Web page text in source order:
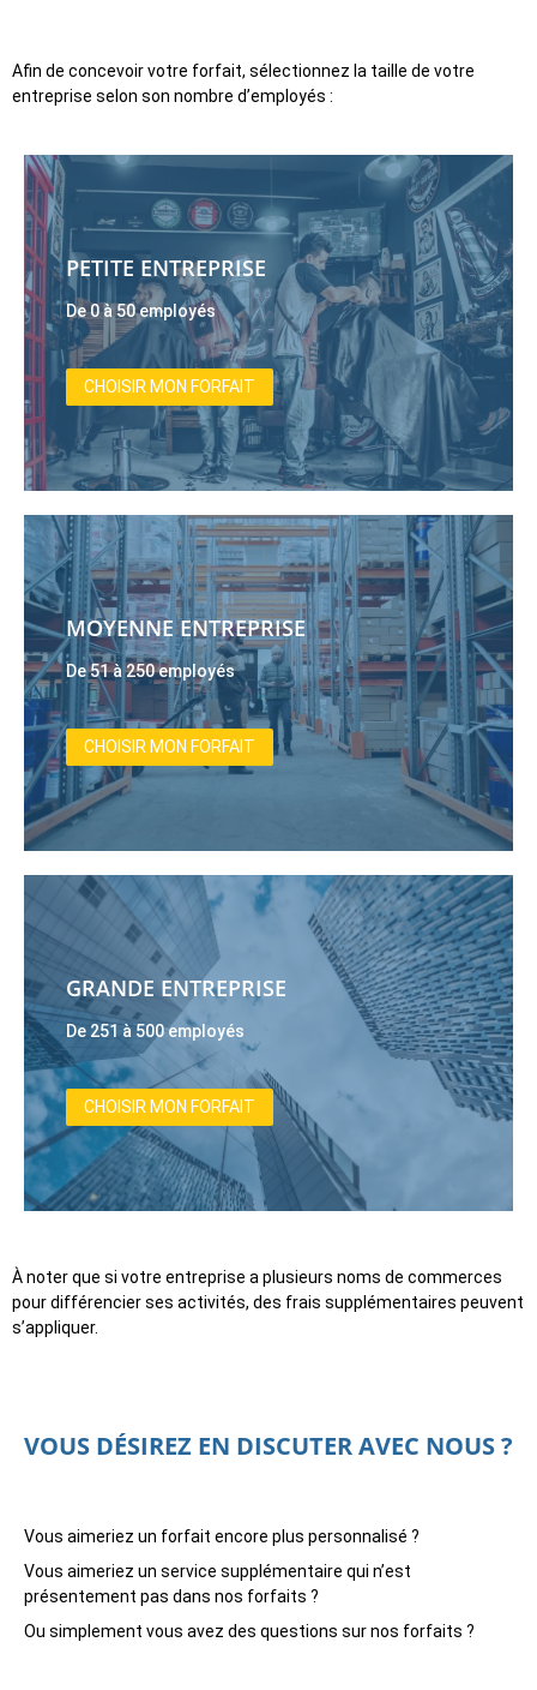
Afin de concevoir votre forfait, sélectionnez la taille de votre
entreprise selon son nombre d’employés :
PETITE ENTREPRISE
De 0 à 50 employés
CHOISIR MON FORFAIT
MOYENNE ENTREPRISE
De 51 à 250 employés
CHOISIR MON FORFAIT
GRANDE ENTREPRISE
De 251 à 500 employés
CHOISIR MON FORFAIT
À noter que si votre entreprise a plusieurs noms de commerces
pour différencier ses activités, des frais supplémentaires peuvent
s’appliquer.
VOUS DÉSIREZ EN DISCUTER AVEC NOUS ?
Vous aimeriez un forfait encore plus personnalisé ?
Vous aimeriez un service supplémentaire qui n’est
présentement pas dans nos forfaits ?
Ou simplement vous avez des questions sur nos forfaits ?